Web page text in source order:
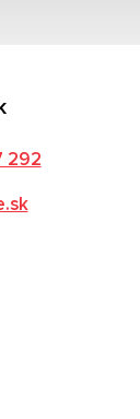
292